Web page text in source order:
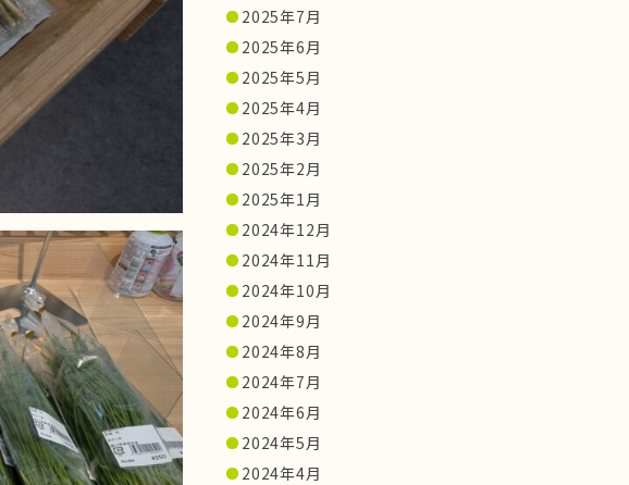
2025年7月
2025年6月
2025年5月
2025年4月
2025年3月
2025年2月
2025年1月
2024年12月
2024年11月
2024年10月
2024年9月
2024年8月
2024年7月
2024年6月
2024年5月
2024年4月